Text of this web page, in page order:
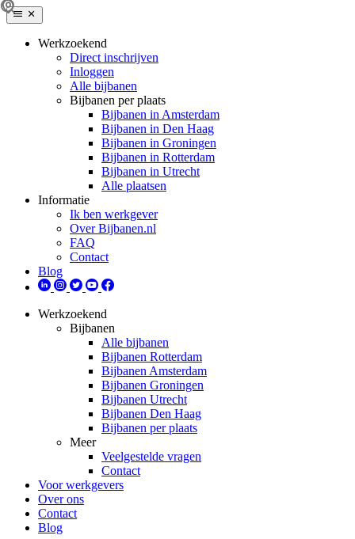
Werkzoekend
Direct inschrijven
Inloggen
Alle bijbanen
Bijbanen per plaats
Bijbanen in Amsterdam
Bijbanen in Den Haag
Bijbanen in Groningen
Bijbanen in Rotterdam
Bijbanen in Utrecht
Alle plaatsen
Informatie
Ik ben werkgever
Over Bijbanen.nl
FAQ
Contact
Blog
Werkzoekend
Bijbanen
Alle bijbanen
Bijbanen Rotterdam
Bijbanen Amsterdam
Bijbanen Groningen
Bijbanen Utrecht
Bijbanen Den Haag
Bijbanen per plaats
Meer
Veelgestelde vragen
Contact
Voor werkgevers
Over ons
Contact
Blog